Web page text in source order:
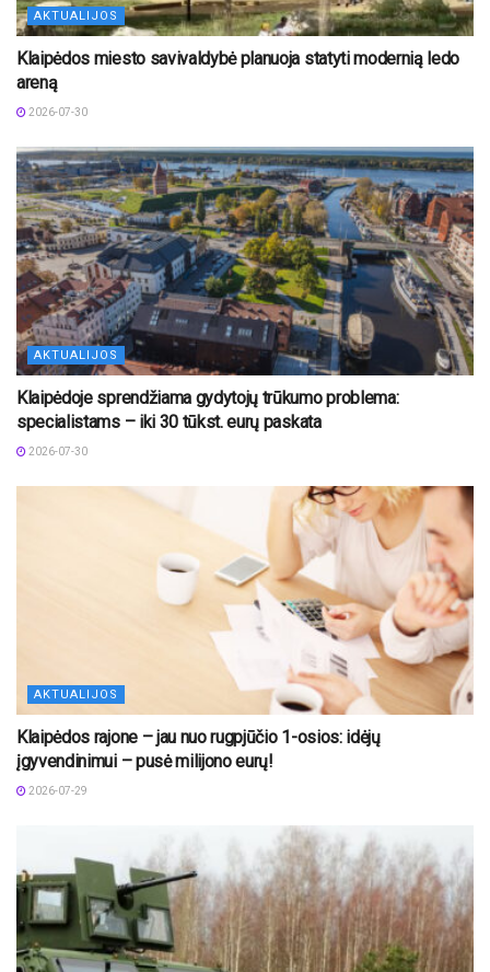
AKTUALIJOS
Klaipėdos miesto savivaldybė planuoja statyti modernią ledo
areną
2026-07-30
AKTUALIJOS
Klaipėdoje sprendžiama gydytojų trūkumo problema:
specialistams – iki 30 tūkst. eurų paskata
2026-07-30
AKTUALIJOS
Klaipėdos rajone – jau nuo rugpjūčio 1-osios: idėjų
įgyvendinimui – pusė milijono eurų!
2026-07-29